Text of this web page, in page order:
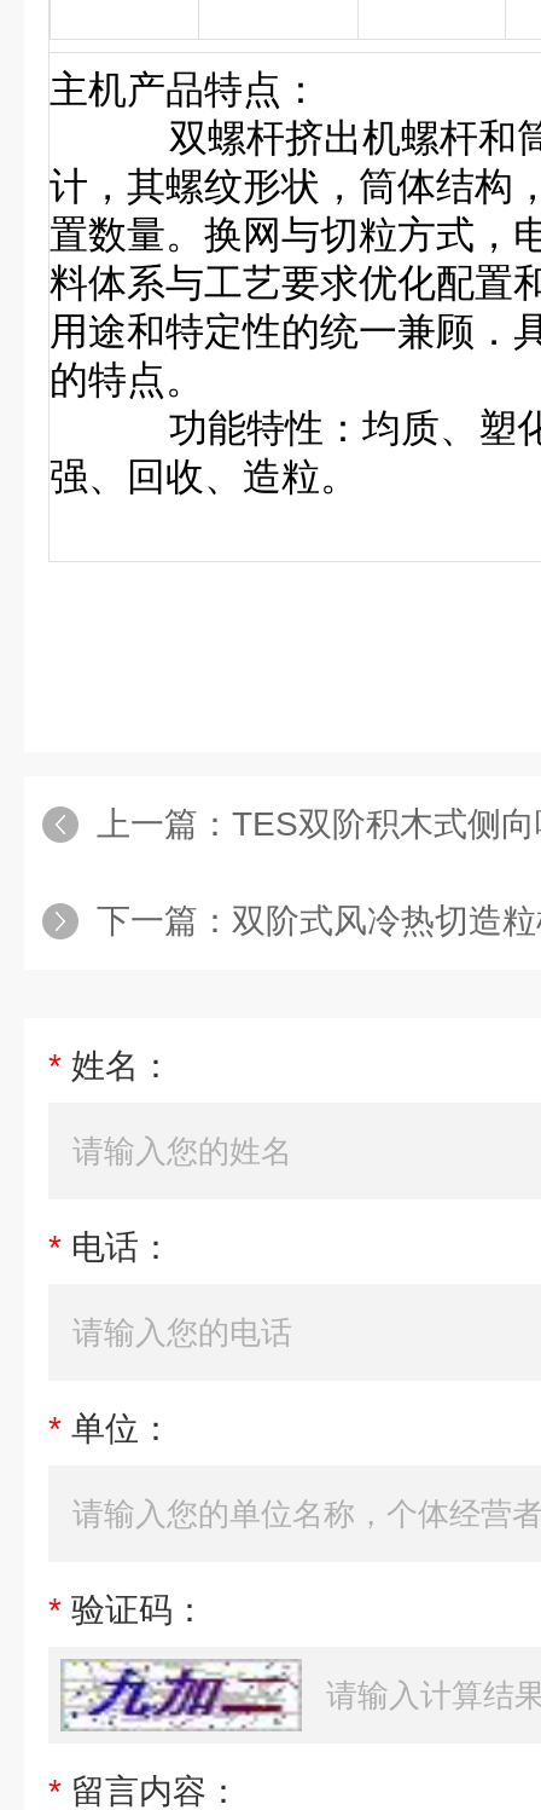
主机产品特点：
双螺杆挤出机螺杆和筒
计，其螺纹形状，筒体结构
置数量。换网与切粒方式，
料体系与工艺要求优化配置
用途和特定性的统一兼顾．
的特点。
功能特性：均质、塑化
强、回收、造粒。
上一篇： TES双阶积木式侧
下一篇： 双阶式风冷热切造
* 姓名：
* 电话：
* 单位：
* 验证码：
* 留言内容：